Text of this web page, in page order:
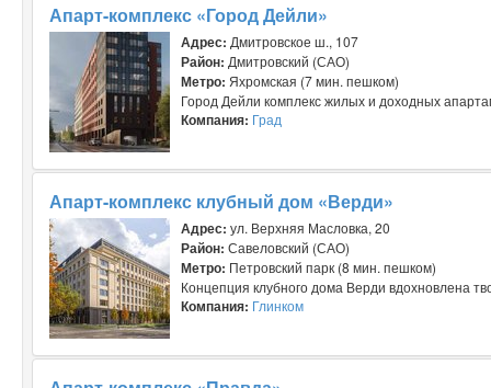
Апарт-комплекс «Город Дейли»
Адрес: Дмитровское ш., 107
Район: Дмитровский (САО)
Метро: Яхромская (7 мин. пешком)
Город Дейли комплекс жилых и доходных
Компания: Град
Апарт-комплекс клубный дом «Верди»
Адрес: ул. Верхняя Масловка, 20
Район: Савеловский (САО)
Метро: Петровский парк (8 мин. пешком)
Концепция клубного дома Верди вдохновлена
Компания: Глинком